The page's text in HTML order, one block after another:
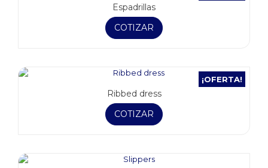
Espadrillas
COTIZAR
¡OFERTA!
Ribbed dress
COTIZAR